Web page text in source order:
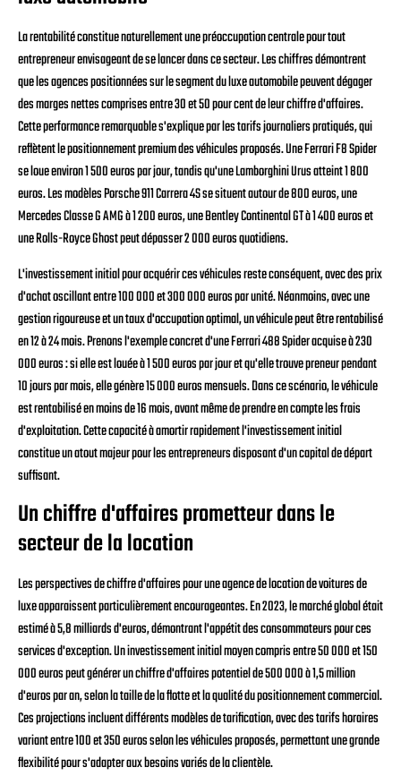
La rentabilité constitue naturellement une préoccupation centrale pour tout
entrepreneur envisageant de se lancer dans ce secteur. Les chiffres démontrent
que les agences positionnées sur le segment du luxe automobile peuvent dégager
des marges nettes comprises entre 30 et 50 pour cent de leur chiffre d'affaires.
Cette performance remarquable s'explique par les tarifs journaliers pratiqués, qui
reflètent le positionnement premium des véhicules proposés. Une Ferrari F8 Spider
se loue environ 1 500 euros par jour, tandis qu'une Lamborghini Urus atteint 1 800
euros. Les modèles Porsche 911 Carrera 4S se situent autour de 800 euros, une
Mercedes Classe G AMG à 1 200 euros, une Bentley Continental GT à 1 400 euros et
une Rolls-Royce Ghost peut dépasser 2 000 euros quotidiens.
L'investissement initial pour acquérir ces véhicules reste conséquent, avec des prix
d'achat oscillant entre 100 000 et 300 000 euros par unité. Néanmoins, avec une
gestion rigoureuse et un taux d'occupation optimal, un véhicule peut être rentabilisé
en 12 à 24 mois. Prenons l'exemple concret d'une Ferrari 488 Spider acquise à 230
000 euros : si elle est louée à 1 500 euros par jour et qu'elle trouve preneur pendant
10 jours par mois, elle génère 15 000 euros mensuels. Dans ce scénario, le véhicule
est rentabilisé en moins de 16 mois, avant même de prendre en compte les frais
d'exploitation. Cette capacité à amortir rapidement l'investissement initial
constitue un atout majeur pour les entrepreneurs disposant d'un capital de départ
suffisant.
Un chiffre d'affaires prometteur dans le
secteur de la location
Les perspectives de chiffre d'affaires pour une agence de location de voitures de
luxe apparaissent particulièrement encourageantes. En 2023, le marché global était
estimé à 5,8 milliards d'euros, démontrant l'appétit des consommateurs pour ces
services d'exception. Un investissement initial moyen compris entre 50 000 et 150
000 euros peut générer un chiffre d'affaires potentiel de 500 000 à 1,5 million
d'euros par an, selon la taille de la flotte et la qualité du positionnement commercial.
Ces projections incluent différents modèles de tarification, avec des tarifs horaires
variant entre 100 et 350 euros selon les véhicules proposés, permettant une grande
flexibilité pour s'adapter aux besoins variés de la clientèle.